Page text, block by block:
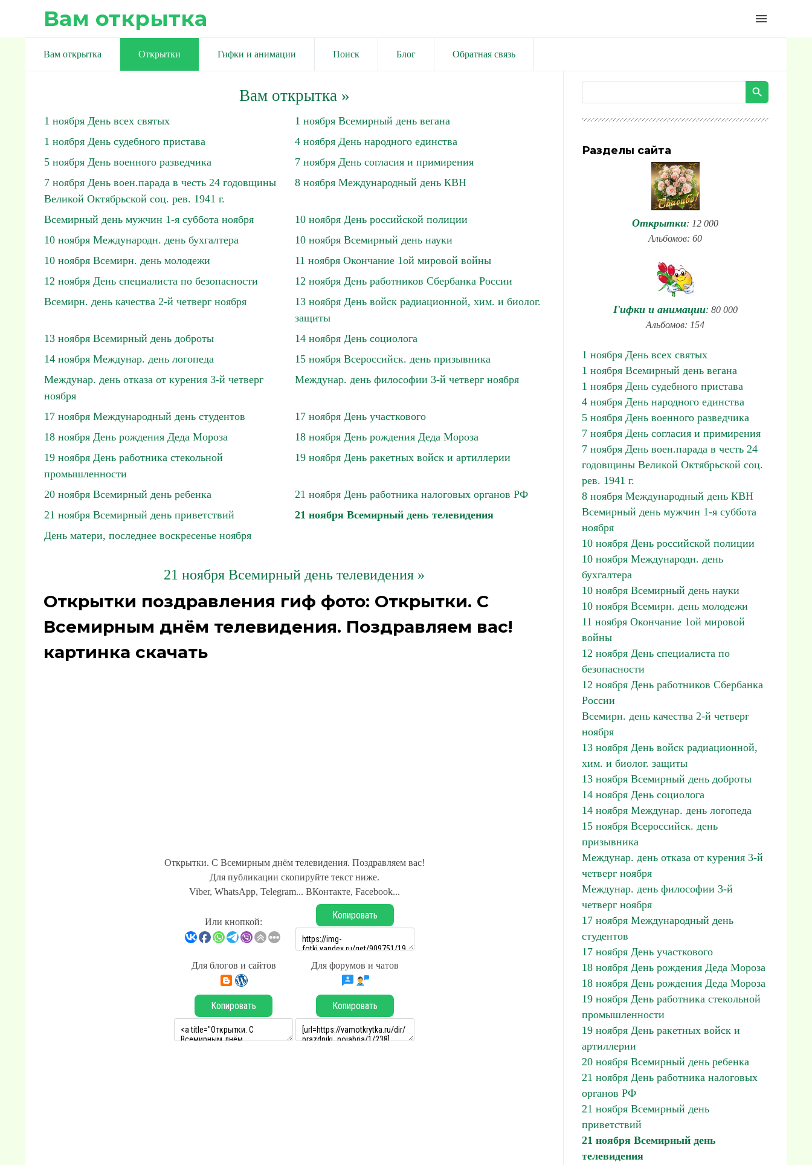
Вам открытка menu
Вам открытка Открытки Гифки и анимации Поиск Блог Обратная связь
Вам открытка»
1 ноября День всех святых
1 ноября Всемирный день вегана
1 ноября День судебного пристава
4 ноября День народного единства
5 ноября День военного разведчика
7 ноября День согласия и примирения
7 ноября День воен.парада в честь 24 годовщины
Великой Октябрьской соц. рев. 1941 г.
8 ноября Международный день КВН
Всемирный день мужчин 1-я суббота ноября
10 ноября День российской полиции
10 ноября Международн. день бухгалтера
10 ноября Всемирный день науки
10 ноября Всемирн. день молодежи
11 ноября Окончание 1ой мировой войны
12 ноября День специалиста по безопасности
12 ноября День работников Сбербанка России
Всемирн. день качества 2-й четверг ноября
13 ноября День войск радиационной, хим. и биолог.
защиты
13 ноября Всемирный день доброты
14 ноября День социолога
14 ноября Междунар. день логопеда
15 ноября Всероссийск. день призывника
Междунар. день отказа от курения 3-й четверг
ноября
Междунар. день философии 3-й четверг ноября
17 ноября Международный день студентов
17 ноября День участкового
18 ноября День рождения Деда Мороза
18 ноября День рождения Деда Мороза
19 ноября День работника стекольной
промышленности
19 ноября День ракетных войск и артиллерии
20 ноября Всемирный день ребенка
21 ноября День работника налоговых органов РФ
21 ноября Всемирный день приветствий
21 ноября Всемирный день телевидения
День матери, последнее воскресенье ноября
21 ноября Всемирный день телевидения »
Открытки поздравления гиф фото: Открытки. С
Всемирным днём телевидения. Поздравляем вас!
картинка скачать
Открытки. С Всемирным днём телевидения. Поздравляем вас!
Для публикации скопируйте текст ниже.
Viber, WhatsApp, Telegram... ВКонтакте, Facebook...
Или кнопкой:
Копировать
Для блогов и сайтов Для форумов и чатов
Копировать Копировать
Разделы сайта
Открытки: 12 000
Альбомов: 60
Гифки и анимации: 80 000
Альбомов: 154
1 ноября День всех святых
1 ноября Всемирный день вегана
1 ноября День судебного пристава
4 ноября День народного единства
5 ноября День военного разведчика
7 ноября День согласия и примирения
7 ноября День воен.парада в честь 24
годовщины Великой Октябрьской соц.
рев. 1941 г.
8 ноября Международный день КВН
Всемирный день мужчин 1-я суббота
ноября
10 ноября День российской полиции
10 ноября Международн. день
бухгалтера
10 ноября Всемирный день науки
10 ноября Всемирн. день молодежи
11 ноября Окончание 1ой мировой
войны
12 ноября День специалиста по
безопасности
12 ноября День работников Сбербанка
России
Всемирн. день качества 2-й четверг
ноября
13 ноября День войск радиационной,
хим. и биолог. защиты
13 ноября Всемирный день доброты
14 ноября День социолога
14 ноября Междунар. день логопеда
15 ноября Всероссийск. день
призывника
Междунар. день отказа от курения 3-й
четверг ноября
Междунар. день философии 3-й
четверг ноября
17 ноября Международный день
студентов
17 ноября День участкового
18 ноября День рождения Деда Мороза
18 ноября День рождения Деда Мороза
19 ноября День работника стекольной
промышленности
19 ноября День ракетных войск и
артиллерии
20 ноября Всемирный день ребенка
21 ноября День работника налоговых
органов РФ
21 ноября Всемирный день
приветствий
21 ноября Всемирный день
телевидения